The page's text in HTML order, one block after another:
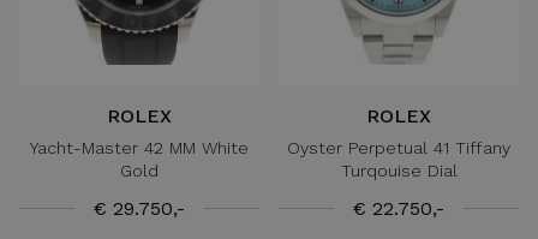
ROLEX
Yacht-Master 42 MM White
Gold
€ 29.750,-
ROLEX
Oyster Perpetual 41 Tiffany
Turqouise Dial
€ 22.750,-